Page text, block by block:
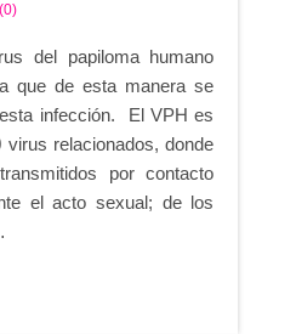
(0)
del papiloma humano
que de esta manera se
infección. El VPH es
relacionados, donde
por contacto
el acto sexual; de los